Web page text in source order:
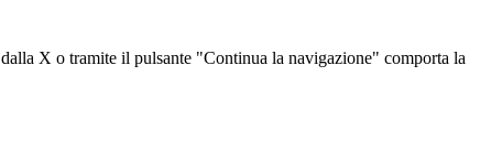
X o tramite il pulsante "Continua la navigazione" comporta la